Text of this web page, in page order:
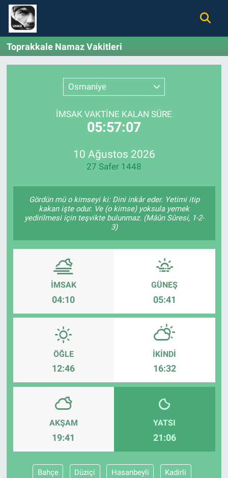
Toprakkale Namaz Vakitleri
Osmaniye
İMSAK VAKTİNE KALAN SÜRE
05:57:07
10 Ağustos 2026
27 Safer 1448
Gördün mü o kimseyi ki: Dini inkâr eder. Yetimi itip
kakan işte odur. Ve (o kimse) yoksula yemek
yedirilmesi için teşvikte bulunmaz. (Mâûn Sûresi, 1-2-
3)
İMSAK
04:10
GÜNEŞ
05:41
ÖĞLE
12:46
İKINDI
16:32
AKŞAM
19:41
YATSI
21:06
Bahçe Düziçi Hasanbeyli Kadirli
Gündem
Ekonomi
Magazin
Künye
Nöbetçi Eczaneler
Hava Durumu
Namaz Vakitleri
Trafik Durumu
Son Dakika Haberleri
Haber Arşivi